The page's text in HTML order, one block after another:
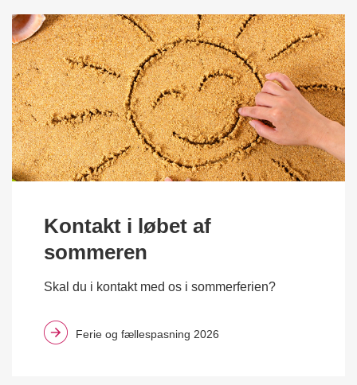
Kontakt i løbet af
sommeren
Skal du i kontakt med os i sommerferien?
Ferie og fællespasning 2026